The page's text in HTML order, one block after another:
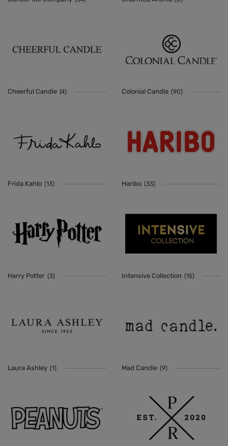
Cheerful Candle (4) Colonial Candle (90)
Frida Kahlo (13) Haribo (33)
Harry Potter (3) Intensive Collection (15)
Laura Ashley (1) Mad Candle (9)